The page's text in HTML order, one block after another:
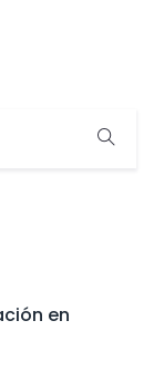
en